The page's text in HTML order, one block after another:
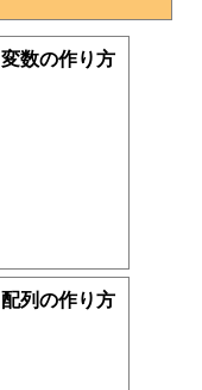
変数の作り方
配列の作り方